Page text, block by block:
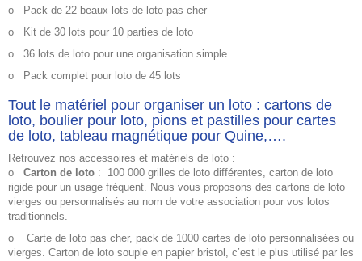
o
Pack de 22 beaux lots de loto pas cher
o
Kit de 30 lots pour 10 parties de loto
o
36 lots de loto pour une organisation simple
o
Pack complet pour loto de 45 lots
Tout le matériel pour organiser un loto : cartons de
loto, boulier pour loto, pions et pastilles pour cartes
de loto, tableau magnétique pour Quine,….
Retrouvez nos accessoires et matériels de loto :
o
Carton de loto :
100 000 grilles de loto différentes, carton de loto
rigide pour un usage fréquent. Nous vous proposons des cartons de loto
vierges ou personnalisés au nom de votre association pour vos lotos
traditionnels.
o
Carte de loto pas cher, pack de 1000 cartes de loto personnalisées ou
vierges. Carton de loto souple en papier bristol, c’est le plus utilisé par les